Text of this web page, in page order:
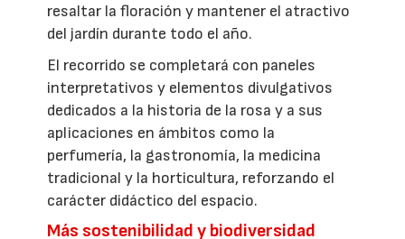
resaltar la floración y mantener el atractivo
del jardín durante todo el año.
El recorrido se completará con paneles
interpretativos y elementos divulgativos
dedicados a la historia de la rosa y a sus
aplicaciones en ámbitos como la
perfumería, la gastronomía, la medicina
tradicional y la horticultura, reforzando el
carácter didáctico del espacio.
Más sostenibilidad y biodiversidad